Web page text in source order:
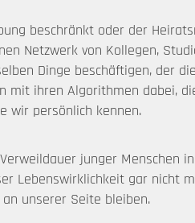
beschränkt oder der
Netzwerk von Kollegen,
Dinge beschäftigen, der
ihren Algorithmen dabei,
wir persönlich kennen.
junger Menschen
Lebenswirklichkeit gar nicht
unserer Seite bleiben.